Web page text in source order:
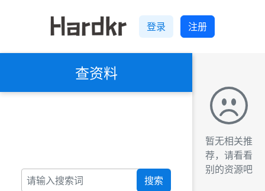
登录 注册
查资料
搜索
暂无相关推
荐，请看看
别的资源吧